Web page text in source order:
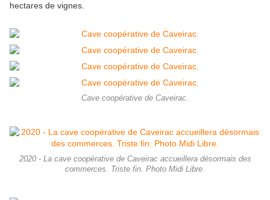
hectares de vignes.
Cave coopérative de Caveirac.
2020 - La cave coopérative de Caveirac accueillera désormais des
commerces. Triste fin. Photo Midi Libre.